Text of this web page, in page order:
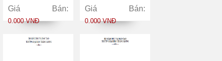
cao hiệu quả sử
dụng vốn lưu
Cổ phần May
Giá Bán:
0.000 VNĐ
công ty TNHH
vận tải container
Giá Bán:
0.000 VNĐ